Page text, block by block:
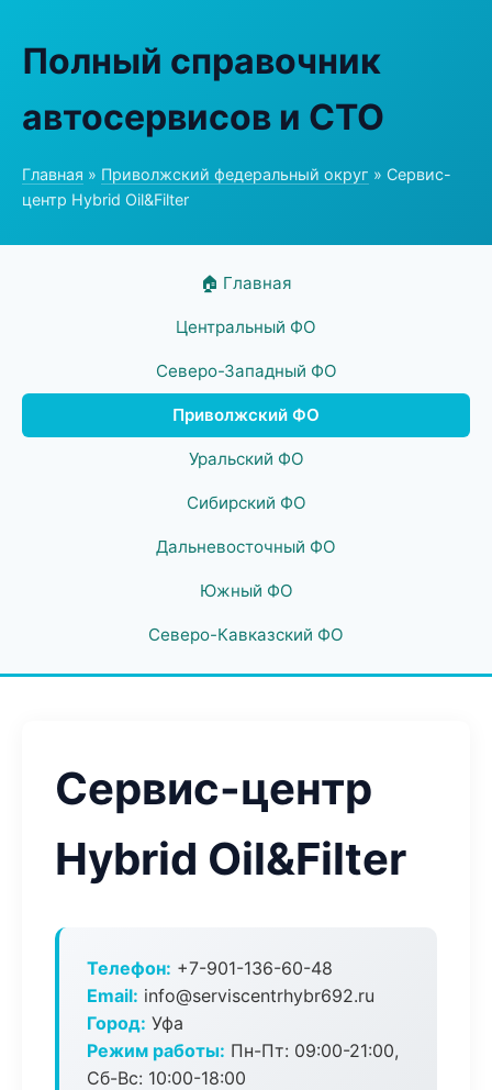
Полный справочник
автосервисов и СТО
Главная » Приволжский федеральный округ » Сервис-
центр Hybrid Oil&Filter
🏠 Главная
Центральный ФО
Северо-Западный ФО
Приволжский ФО
Уральский ФО
Сибирский ФО
Дальневосточный ФО
Южный ФО
Северо-Кавказский ФО
Сервис-центр
Hybrid Oil&Filter
Телефон: +7-901-136-60-48
Email: info@serviscentrhybr692.ru
Город: Уфа
Режим работы: Пн-Пт: 09:00-21:00,
Сб-Вс: 10:00-18:00